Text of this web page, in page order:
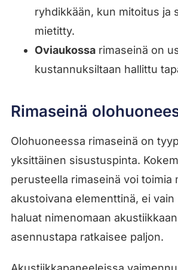
ryhdikkään, kun mitoitus ja
mietitty.
Oviaukossarimaseinä on
kustannuksiltaan hallittu
Rimaseinä
Olohuoneessa rimaseinä on
yksittäinen sisustuspinta.
perusteella rimaseinä voi toimia
akustoivana elementtinä, ei
haluat nimenomaan
asennustapa ratkaisee paljon.